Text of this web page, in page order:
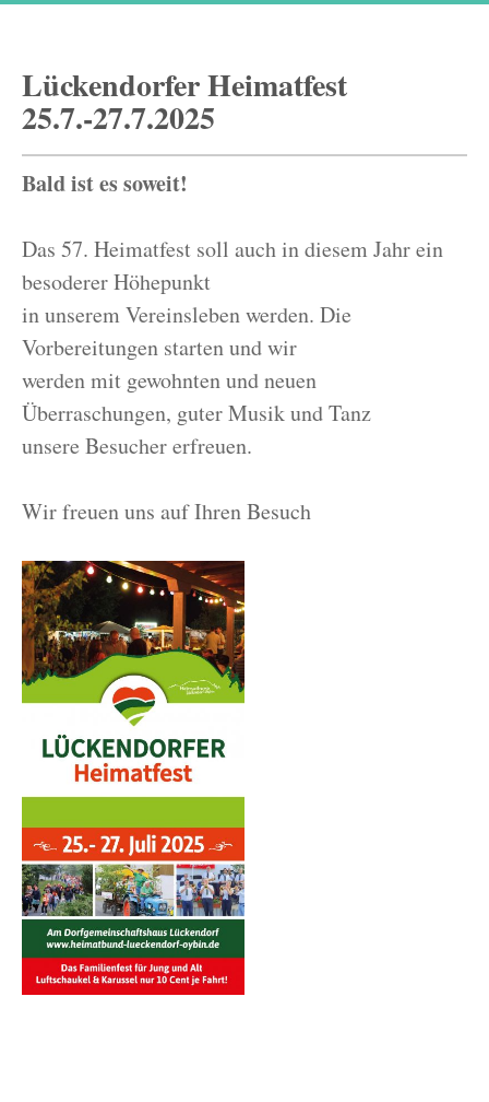
Lückendorfer Heimatfest
25.7.-27.7.2025
Bald ist es soweit!
Das 57. Heimatfest soll auch in diesem Jahr ein
besoderer Höhepunkt
in unserem Vereinsleben werden. Die
Vorbereitungen starten und wir
werden mit gewohnten und neuen
Überraschungen, guter Musik und Tanz
unsere Besucher erfreuen.
Wir freuen uns auf Ihren Besuch